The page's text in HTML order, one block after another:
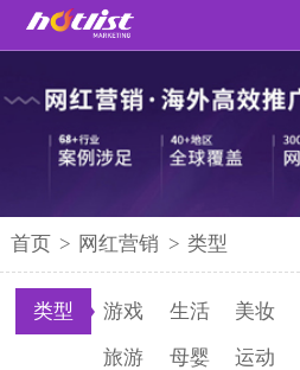
首页 > 网红营销 > 类型
类型 游戏 生活 美妆
旅游 母婴 运动